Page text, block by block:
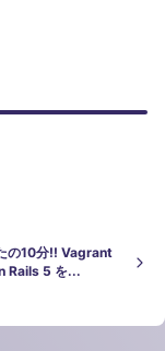
の10分!! Vagrant
Rails 5 を...